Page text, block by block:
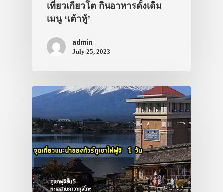
เที่ยวเกียวโต กินอาหารดั้งเดิม
เมนู ‘เต้าหู้’
admin
July 25, 2023